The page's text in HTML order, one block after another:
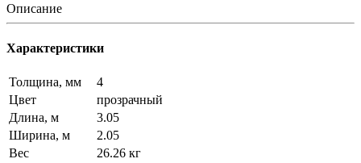
Описание
Характеристики
Толщина, мм
4
Цвет
прозрачный
Длина, м
3.05
Ширина, м
2.05
Вес
26.26 кг